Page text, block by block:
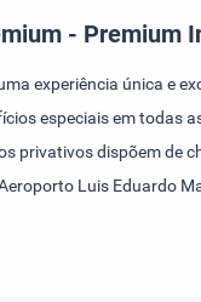
- Premium
experiência única e
especiais em todas
privativos dispõem de
Luis Eduardo